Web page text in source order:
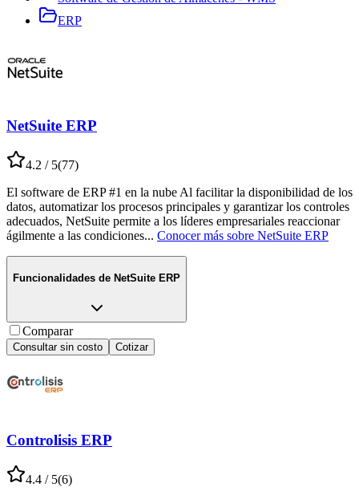
ERP
NetSuite ERP
4.2 / 5(77)
El software de ERP #1 en la nube Al facilitar la disponibilidad de los
datos, automatizar los procesos principales y garantizar los controles
adecuados, NetSuite permite a los líderes empresariales reaccionar
ágilmente a las condiciones... Conocer más sobre NetSuite ERP
Funcionalidades de NetSuite ERP
Comparar
Consultar sin costo Cotizar
Controlisis ERP
4.4 / 5(6)